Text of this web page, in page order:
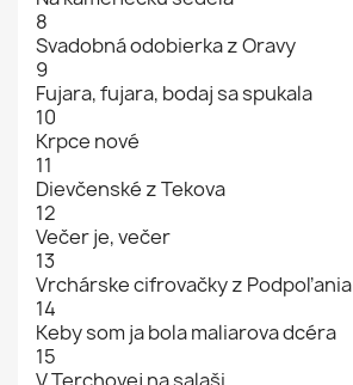
8
Svadobná odobierka z Oravy
9
Fujara, fujara, bodaj sa spukala
10
Krpce nové
11
Dievčenské z Tekova
12
Večer je, večer
13
Vrchárske cifrovačky z Podpoľania
14
Keby som ja bola maliarova dcéra
15